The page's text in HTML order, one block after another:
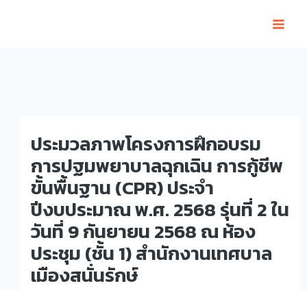
ประมวลภาพโครงการฝึกอบรม
การปฐมพยาบาลฉุกเฉิน การกู้ชีพ
ขั้นพื้นฐาน (CPR) ประจำ
ปีงบประมาณ พ.ศ. 2568 รุ่นที่ 2 ใน
วันที่ 9 กันยายน 2568 ณ ห้อง
ประชุม (ชั้น 1) สำนักงานเทศบาล
เมืองสนั่นรักษ์